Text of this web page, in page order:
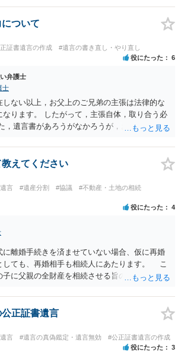
頼する場合は、１０～数十万円程度になるケ
。 報酬体系は、弁護士ごとに異なりますので一
ついて
証書遺言の作成 #遺言の書き直し・やり直し
役にたった 6
弁護士
士
ない以上，お父上のご兄弟の主張は法律的な
ります。 したがって，主張自体，取り合う必
，遺言書があろうがなかろうが，お父上のご兄
代理人弁護士をたてて，その弁護士から相手
関する主張は法的根拠がなく，一切応じないこ
してこないでほしいこと ・連絡を継続してくる
報や法的措置も辞さないこと などを記載した
とがよろしいように思います。
えてください
言 #遺産分割 #協議
#不動産・土地の相続
役にたった 4
離婚手続きを済ませていない場合、仮に再婚
しても、再婚相手も相続人にあたります。 こ
に父親の全財産を相続させる旨の公正証書遺
侵害しているため、再婚相手から相続人
侵害額請求権が行使される可能性があります。
相談してみるのが望ましいように思います。
侵害額の請求） 第千四十六条 遺留分権利者及
正証書遺言
言 #遺言の真偽鑑定・遺言無効 #公正証書遺言の作成
役にたった 3